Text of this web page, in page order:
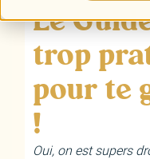
Le
trop
pour te
!
Oui, on est supers